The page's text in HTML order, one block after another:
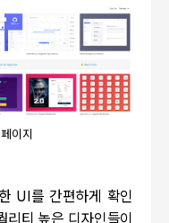
이지
UI를 간편하게 확인